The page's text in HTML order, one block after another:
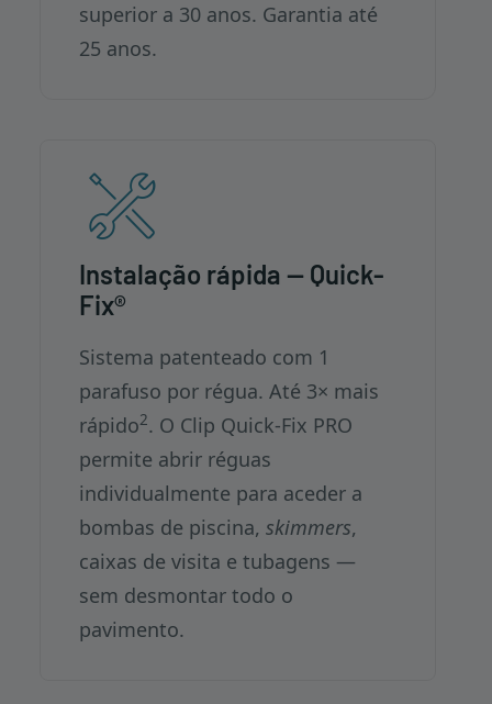
superior a 30 anos. Garantia até
25 anos.
Instalação rápida — Quick-
Fix®
Sistema patenteado com 1
parafuso por régua. Até 3× mais
rápido2. O Clip Quick-Fix PRO
permite abrir réguas
individualmente para aceder a
bombas de piscina, skimmers,
caixas de visita e tubagens —
sem desmontar todo o
pavimento.